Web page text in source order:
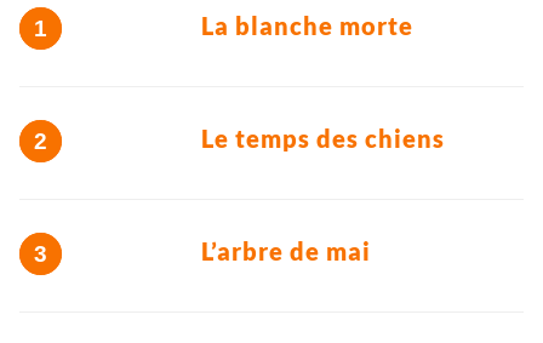
La blanche morte
Le temps des chiens
L’arbre de mai